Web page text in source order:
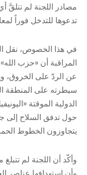
مصادر اللجنة لم
تدعوها للتدخل فوراً
في هذا الخصوص، نقل
المراقبة أن «حزب
عن الردّ على الخروق،
سيطرته على المنطقة
الدولية الموقتة
حول تدفق السلاح إلى
يتجاوزون الخطوط
وأكّد أن اللجنة لم